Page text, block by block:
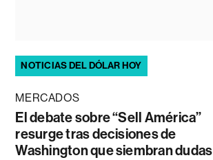
NOTICIAS DEL DÓLAR HOY
MERCADOS
El debate sobre “Sell América”
resurge tras decisiones de
Washington que siembran dudas